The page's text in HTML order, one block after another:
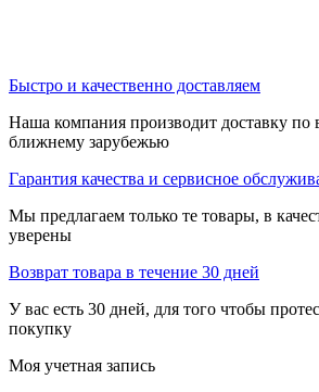
Быстро и качественно доставляем
Наша компания производит доставку по
ближнему зарубежью
Гарантия качества и сервисное
Мы предлагаем только те товары, в
уверены
Возврат товара в течение 30 дней
У вас есть 30 дней, для того чтобы
покупку
Моя учетная запись